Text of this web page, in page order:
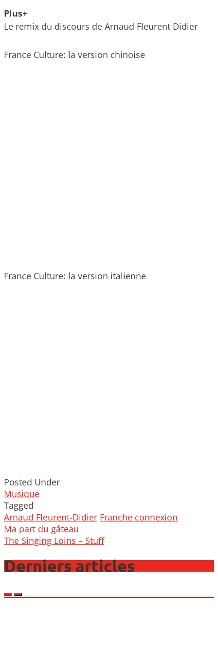
Plus+
Le remix du discours de Arnaud Fleurent Didier
France Culture: la version chinoise
France Culture: la version italienne
Posted Under
Musique
Tagged
Arnaud Fleurent-Didier Franche connexion
Post
navigation
Ma part du gâteau
The Singing Loins – Stuff
Derniers articles